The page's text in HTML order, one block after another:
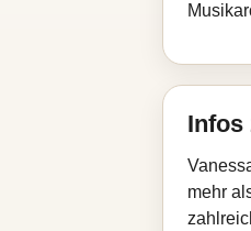
Infos
mehr